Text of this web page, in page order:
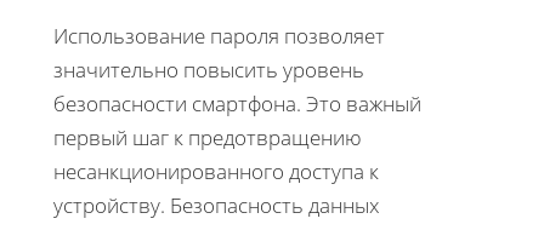
Использование пароля позволяет
значительно повысить уровень
безопасности смартфона. Это важный
первый шаг к предотвращению
несанкционированного доступа к
устройству. Безопасность данных